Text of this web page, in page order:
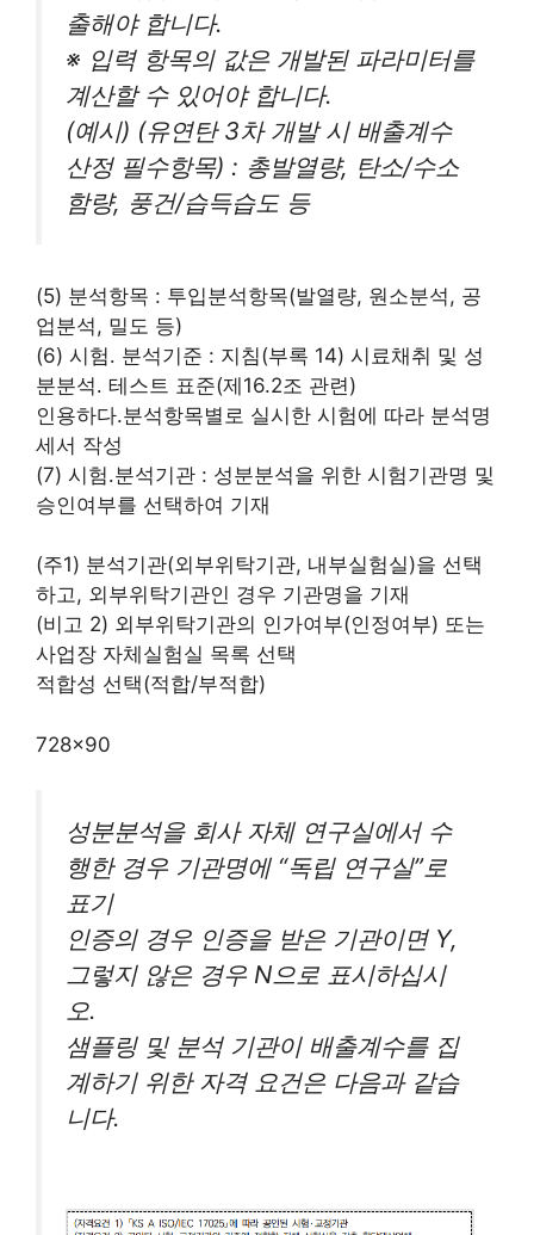
출해야 합니다.
※ 입력 항목의 값은 개발된 파라미터를
계산할 수 있어야 합니다.
(예시) (유연탄 3차 개발 시 배출계수
산정 필수항목) : 총발열량, 탄소/수소
함량, 풍건/습득습도 등
(5) 분석항목 : 투입분석항목(발열량, 원소분석, 공
업분석, 밀도 등)
(6) 시험․ 분석기준 : 지침(부록 14) 시료채취 및 성
분분석․ 테스트 표준(제16.2조 관련)
인용하다.분석항목별로 실시한 시험에 따라 분석명
세서 작성
(7) 시험․분석기관 : 성분분석을 위한 시험기관명 및
승인여부를 선택하여 기재
(주1) 분석기관(외부위탁기관, 내부실험실)을 선택
하고, 외부위탁기관인 경우 기관명을 기재
(비고 2) 외부위탁기관의 인가여부(인정여부) 또는
사업장 자체실험실 목록 선택
적합성 선택(적합/부적합)
728×90
성분분석을 회사 자체 연구실에서 수
행한 경우 기관명에 “독립 연구실”로
표기
인증의 경우 인증을 받은 기관이면 Y,
그렇지 않은 경우 N으로 표시하십시
오.
샘플링 및 분석 기관이 배출계수를 집
계하기 위한 자격 요건은 다음과 같습
니다.